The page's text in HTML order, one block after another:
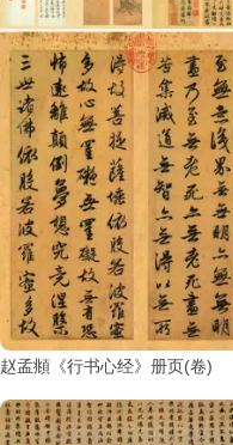
赵孟頫《行书心经》册页(卷)